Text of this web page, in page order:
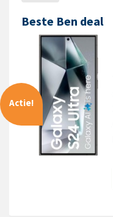
Beste Ben deal
Actie!